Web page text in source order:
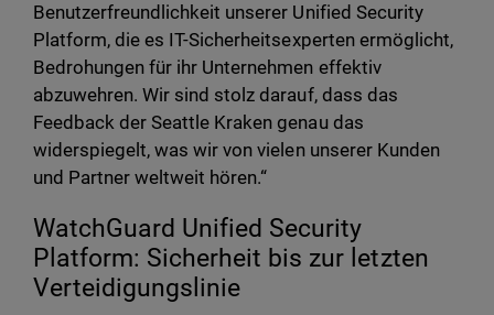
Benutzerfreundlichkeit unserer Unified Security
Platform, die es IT-Sicherheitsexperten ermöglicht,
Bedrohungen für ihr Unternehmen effektiv
abzuwehren. Wir sind stolz darauf, dass das
Feedback der Seattle Kraken genau das
widerspiegelt, was wir von vielen unserer Kunden
und Partner weltweit hören.“
WatchGuard Unified Security
Platform: Sicherheit bis zur letzten
Verteidigungslinie